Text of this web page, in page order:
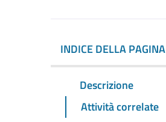
INDICE DELLA PAGINA
Descrizione
Attività correlate